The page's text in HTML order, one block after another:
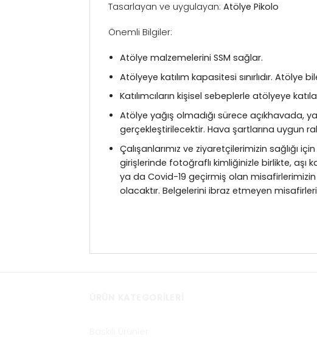
Tasarlayan ve uygulayan: Atölye Pikolo
Önemli Bilgiler:
Atölye malzemelerini SSM sağlar.
Atölyeye katılım kapasitesi sınırlıdır. Atölye
Katılımcıların kişisel sebeplerle atölyeye
Atölye yağış olmadığı sürece açıkhavada,
gerçekleştirilecektir. Hava şartlarına uygun
Çalışanlarımız ve ziyaretçilerimizin sağlığı
girişlerinde fotoğraflı kimliğinizle birlikte, aşı
ya da Covid-19 geçirmiş olan
olacaktır. Belgelerini ibraz etmeyen